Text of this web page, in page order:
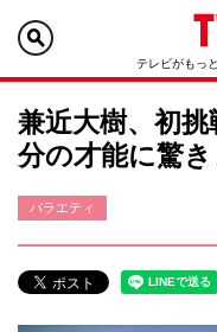
テレビがもっ
兼近大樹、初
分の才能に驚き
バラエティ